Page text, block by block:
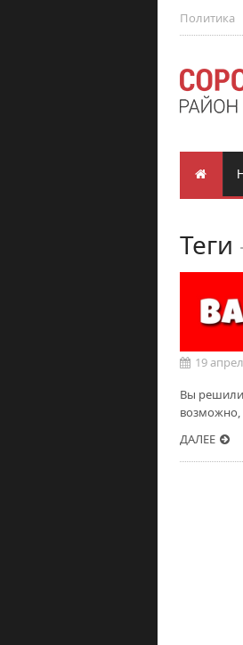
Политика
Теги
19
Вы решили
возможно,
ДАЛЕЕ